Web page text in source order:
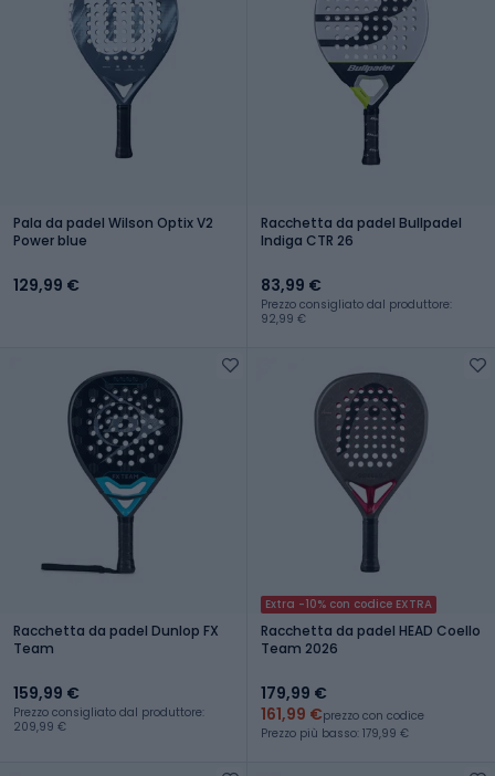
Pala da padel Wilson Optix V2
Power blue
129,99 €
Racchetta da padel Bullpadel
Indiga CTR 26
83,99 €
Prezzo consigliato dal produttore:
92,99 €
Racchetta da padel Dunlop FX
Team
159,99 €
Prezzo consigliato dal produttore:
209,99 €
Extra -10% con codice EXTRA
Racchetta da padel HEAD Coello
Team 2026
179,99 €
161,99 €prezzo con codice
Prezzo più basso: 179,99 €